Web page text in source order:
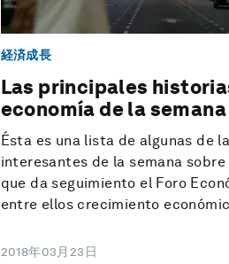
経済成長
Las principales
economía de la semana
Ésta es una lista de algunas de
interesantes de la semana
que da seguimiento el Foro
entre ellos crecimiento
2018年03月23日